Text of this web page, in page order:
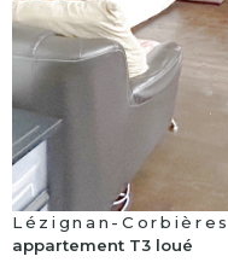
Lézignan-Corbières
appartement T3 loué